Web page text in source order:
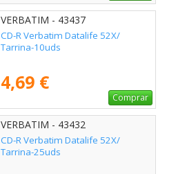
VERBATIM - 43437
CD-R Verbatim Datalife 52X/
Tarrina-10uds
4,69 €
Comprar
VERBATIM - 43432
CD-R Verbatim Datalife 52X/
Tarrina-25uds